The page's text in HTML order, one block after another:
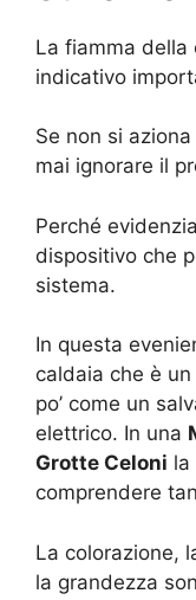
La fiamma della
indicativo
Se non si
mai ignorare il
Perché
dispositivo che
sistema.
In questa
caldaia che è
po’ come un
elettrico. In una
Grotte Celoni la
comprendere
La colorazione,
la grandezza